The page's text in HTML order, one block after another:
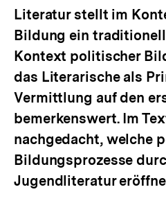
Literatur stellt im
Bildung ein
Kontext politischer
das Literarische als
Vermittlung auf den
bemerkenswert. Im
nachgedacht, welche
Bildungsprozesse
Jugendliteratur